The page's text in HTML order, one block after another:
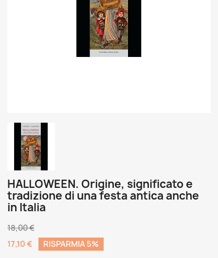
HALLOWEEN. Origine, significato e
tradizione di una festa antica anche
in Italia
18,00 €
17,10 €
RISPARMIA 5%